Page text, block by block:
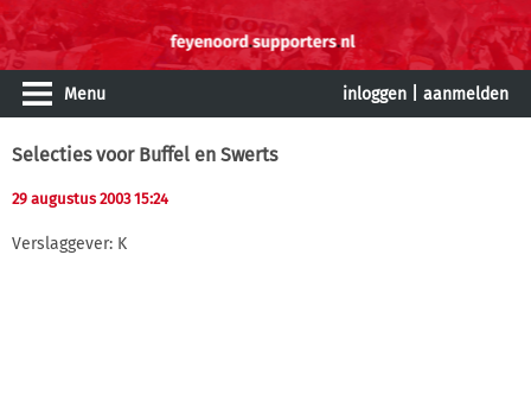
Menu inloggen aanmelden
Selecties voor Buffel en Swerts
29 augustus 2003 15:24
Verslaggever: K